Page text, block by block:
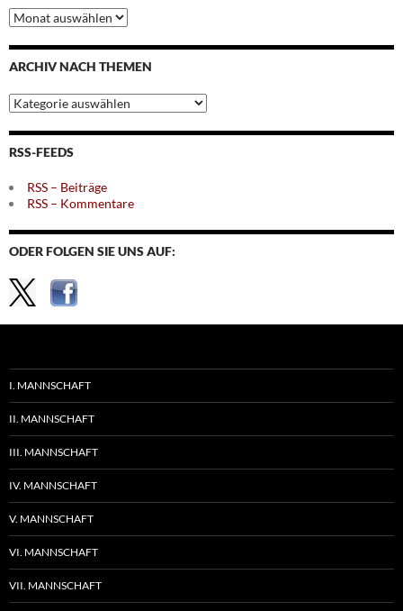
Archiv
nach
Monaten
ARCHIV NACH THEMEN
Archiv
nach
Themen
RSS-FEEDS
RSS – Beiträge
RSS – Kommentare
ODER FOLGEN SIE UNS AUF:
I. MANNSCHAFT
II. MANNSCHAFT
III. MANNSCHAFT
IV. MANNSCHAFT
V. MANNSCHAFT
VI. MANNSCHAFT
VII. MANNSCHAFT